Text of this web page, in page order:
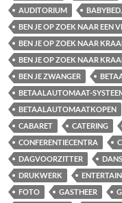
AUDITORIUM
BEN JE OP ZOEK NAAR EEN
BEN JE OP ZOEK NAAR
BEN JE OP ZOEK NAAR
BEN JE ZWANGER
BETAALAUTOMAAT-
BETAALAUTOMAATKOPEN
CABARET
CATERING
CONFERENTIECENTRA
DAGVOORZITTER
DANS
DRUKWERK
FOTO
GASTHEER